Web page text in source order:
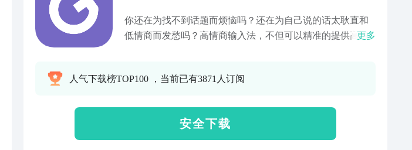
你还在为找不到话题而烦恼吗？还在为自己说的话太耿直和
低情商而发愁吗？高情商输入法，不但可以精准的提供高情
供各种聊天话题，无需复制可以直接将内容显示到对话框。
更多
人气下载榜TOP100 ，当前已有3871人订阅
安 全 下 载